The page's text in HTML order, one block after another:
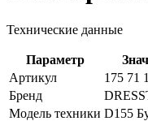
Технические данные
Параметр
Артикул
175 71
Бренд
Модель техники D155